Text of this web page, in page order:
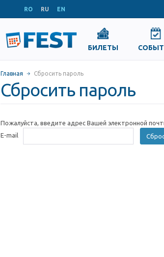
RO RU EN
БИЛЕТЫ
Главная Сбросить пароль
Сбросить пароль
Пожалуйста, введите адрес Вашей электронной
E-mail